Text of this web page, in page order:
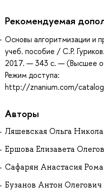
Рекомендуемая
Основы алгоритмизации и
учеб. пособие / С.Р.
2017. — 343 с. — (Высшее
Режим доступа:
http://znanium.com/
Авторы
Ляшевская Ольга
Ершова Елизавета
Сафарян Анастасия
Бузанов Антон Олегович